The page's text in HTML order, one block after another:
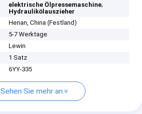
elektrische Ölpressemaschine,
Hydraulikölauszieher
Henan, China (Festland)
5-7 Werktage
Lewin
1 Satz
6YY-335
Sehen Sie mehr an